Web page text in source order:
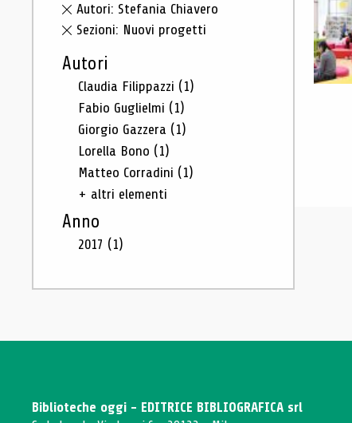
Autori: Stefania Chiavero
Sezioni: Nuovi progetti
Autori
Claudia Filippazzi (1)
Fabio Guglielmi (1)
Giorgio Gazzera (1)
Lorella Bono (1)
Matteo Corradini (1)
+ altri elementi
Anno
2017 (1)
Biblioteche oggi - EDITRICE BIBLIOGRAFICA srl